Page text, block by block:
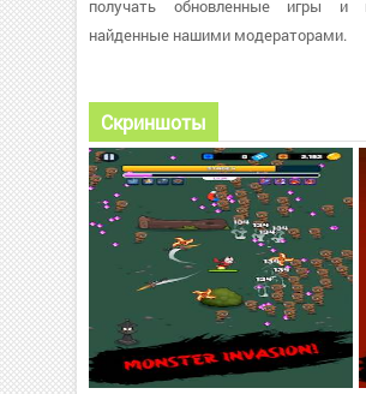
получать обновленные игры и
найденные нашими модераторами.
Скриншоты